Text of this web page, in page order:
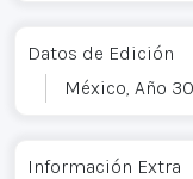
Datos de Edición
México, Año
Información Extra